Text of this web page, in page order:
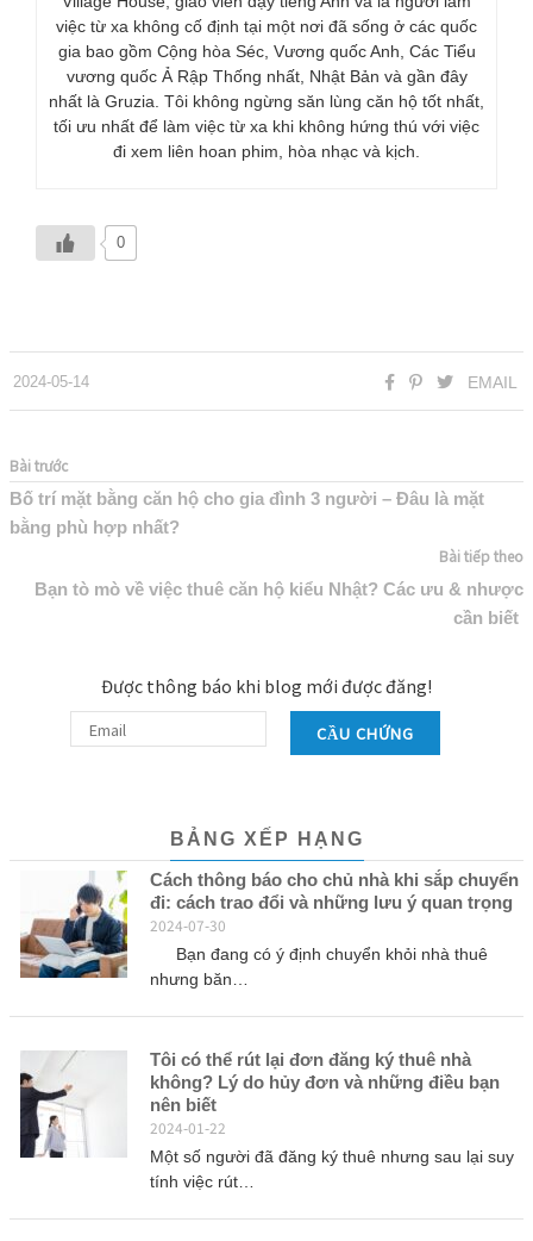
việc từ xa không cố định tại một nơi đã sống ở các quốc
gia bao gồm Cộng hòa Séc, Vương quốc Anh, Các Tiểu
vương quốc Ả Rập Thống nhất, Nhật Bản và gần đây
nhất là Gruzia. Tôi không ngừng săn lùng căn hộ tốt nhất,
tối ưu nhất để làm việc từ xa khi không hứng thú với việc
đi xem liên hoan phim, hòa nhạc và kịch.
0
2024-05-14 EMAIL
Bài trước
Bố trí mặt bằng căn hộ cho gia đình 3 người – Đâu là mặt
bằng phù hợp nhất?
Bài tiếp theo
Bạn tò mò về việc thuê căn hộ kiểu Nhật? Các ưu & nhược
cần biết
BẢNG XẾP HẠNG
Cách thông báo cho chủ nhà khi sắp chuyển
đi: cách trao đổi và những lưu ý quan trọng
2024-07-30
Bạn đang có ý định chuyển khỏi nhà thuê
nhưng băn…
Tôi có thể rút lại đơn đăng ký thuê nhà
không? Lý do hủy đơn và những điều bạn
nên biết
2024-01-22
Một số người đã đăng ký thuê nhưng sau lại suy
tính việc rút…
Được thông báo khi blog mới được đăng!
CẦU CHỨNG